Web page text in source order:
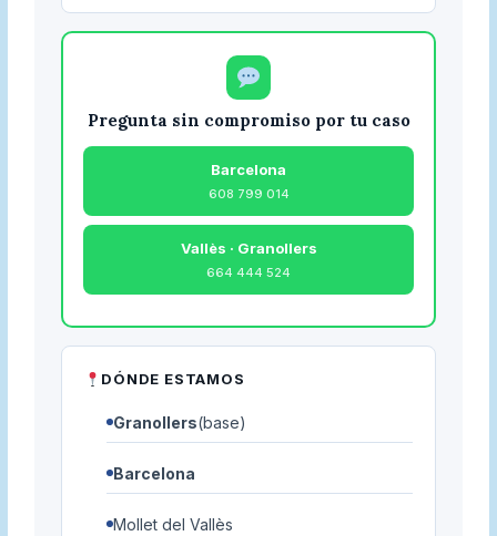
Pregunta sin compromiso por tu caso
Barcelona
608 799 014
Vallès · Granollers
664 444 524
DÓNDE ESTAMOS
Granollers(base)
Barcelona
Mollet del Vallès